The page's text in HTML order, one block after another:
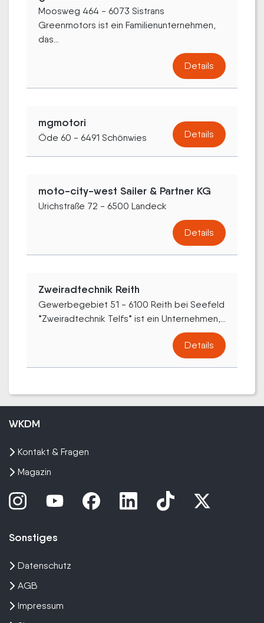
Moosweg 464 - 6073 Sistrans
Greenmotors ist ein Familienunternehmen,
das...
Details
mgmotori
Öde 60 - 6491 Schönwies Details
moto-city-west Sailer & Partner KG
Urichstraße 72 - 6500 Landeck
Details
Zweiradtechnik Reith
Gewerbegebiet 51 - 6100 Reith bei Seefeld
*Zweiradtechnik Telfs* ist ein Unternehmen,...
Details
WKDM
Kontakt & Fragen
Magazin
Sonstiges
Datenschutz
AGB
Impressum